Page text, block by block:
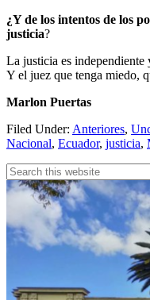
¿Y de los intentos de los
justicia?
La justicia es independiente
Y el juez que tenga miedo,
Marlon Puertas
Filed Under: Anteriores,
Nacional, Ecuador, justicia,